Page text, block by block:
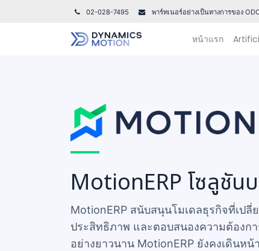
02-028-7495 พาร์ทเนอร์อย่างเป็นทางการของ
หน้าแรก
MotionERP โซลูชัน
MotionERP สนับสนุนโมเดลธุรกิจที่เป
ประสิทธิภาพ และตอบสนองความต้องก
อย่างยาวนาน MotionERP ยังคงเดินห